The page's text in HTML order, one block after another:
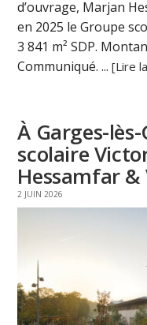
d’ouvrage, Marjan
en 2025 le Groupe
3 841 m² SDP.
Communiqué. ...[Lire
À Garges-
scolaire
Hessamfar &
2 JUIN 2026